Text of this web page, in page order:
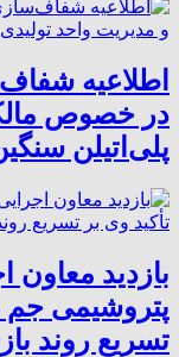
اطلاعیه
در خصوص
پلی‌اتیلن
بازدید معاون
پتروشیمی جم
تسریع روند